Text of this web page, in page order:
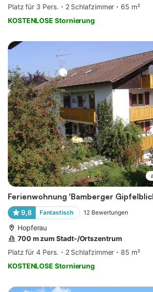
Platz für 3 Pers.
2 Schlafzimmer
65 m²
KOSTENLOSE Stornierung
Ferienwohnung 'Bamberger
9,8 Fantastisch 12 Bewertungen
Hopferau
700 m zum Stadt-/Ortszentrum
Platz für 4 Pers.
2 Schlafzimmer
85 m²
KOSTENLOSE Stornierung